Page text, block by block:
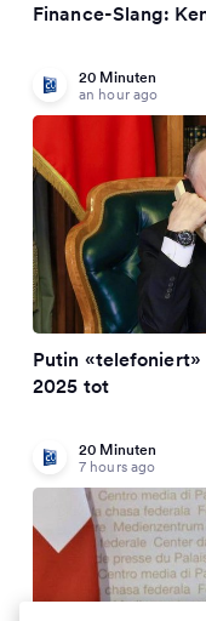
Finance-Slang:
20 Minuten
an hour ago
Putin
2025 tot
20 Minuten
7 hours ago